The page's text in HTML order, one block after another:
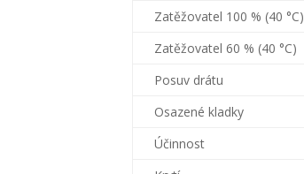
Zatěžovatel 100 % (40 °C)
Zatěžovatel 60 % (40 °C)
Posuv drátu
Osazené kladky
Účinnost